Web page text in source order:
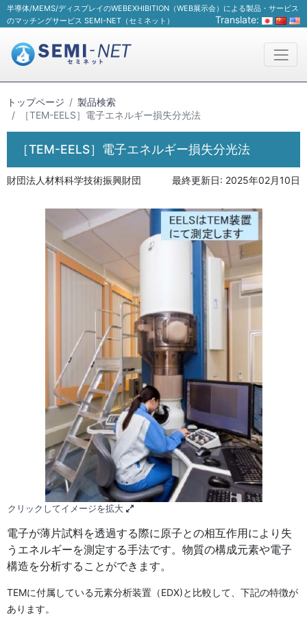
半導体/MEMS/ディスプレイのWEBEXHIBITION（WEB展示会）による製品・サービス
のマッチングサービス SEMI-NET（セミネット）
Translate:
トップページ
製品検索
［TEM-EELS］電子エネルギー損失分光法
［TEM-EELS］電子エネルギー損失分光法
財団法人材料科学技術振興財団 最終更新日: 2025年02月10日
クリックしてイメージを拡大
電子が薄片試料を透過する際に原子との相互作用により失
うエネルギーを測定する手法です。物質の構成元素や電子
構造を分析することができます。
TEMに付属している元素分析装置（EDX)と比較して、下記の特徴が
あります。